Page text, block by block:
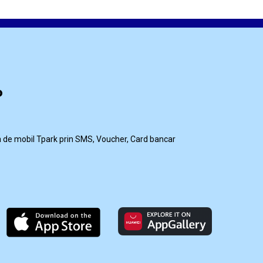
mobil Tpark prin SMS, Voucher, Card bancar